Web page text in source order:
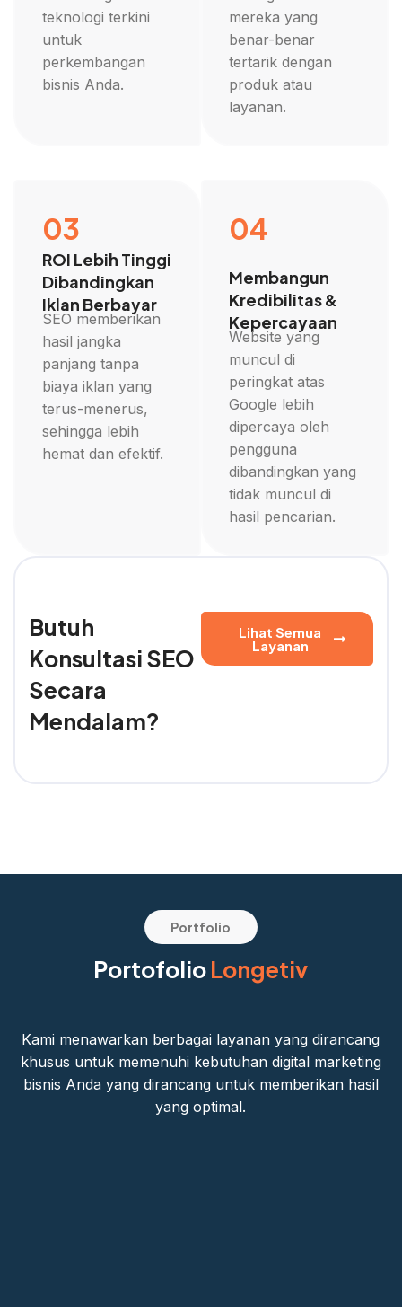
teknologi terkini
untuk
perkembangan
bisnis Anda.
mereka yang
benar-benar
tertarik dengan
produk atau
layanan.
03
ROI Lebih Tinggi
Dibandingkan
Iklan Berbayar
SEO memberikan
hasil jangka
panjang tanpa
biaya iklan yang
terus-menerus,
sehingga lebih
hemat dan efektif.
04
Membangun
Kredibilitas &
Kepercayaan
Website yang
muncul di
peringkat atas
Google lebih
dipercaya oleh
pengguna
dibandingkan yang
tidak muncul di
hasil pencarian.
Butuh
Konsultasi SEO
Secara
Mendalam?
Lihat Semua
Layanan
Portfolio
PortofolioLongetiv
Kami menawarkan berbagai layanan yang dirancang
khusus untuk memenuhi kebutuhan digital marketing
bisnis Anda yang dirancang untuk memberikan hasil
yang optimal.